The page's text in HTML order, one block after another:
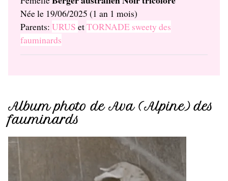
Née le 19/06/2025 (1 an 1 mois)
Parents: URUS etTORNADE sweety des
fauminards
Album photo de Ava (Alpine) des
fauminards